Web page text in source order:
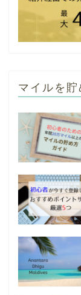
マイルを貯